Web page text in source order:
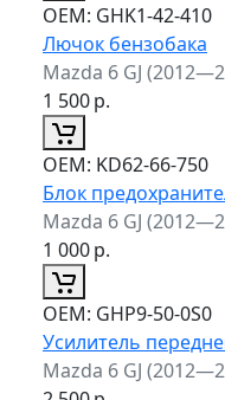
ОЕМ: GHK1-42-410
Лючок бензобака
Mazda 6 GJ
1 500р.
ОЕМ: KD62-66-750
Блок
Mazda 6 GJ
1 000р.
ОЕМ: GHP9-50-0S0
Усилитель
Mazda 6 GJ